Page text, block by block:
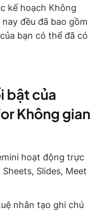
kế hoạch Không
đều đã bao gồm
bạn có thể đã có
bật của
Không gian
hoạt động trực
Slides, Meet
nhân tạo ghi chú